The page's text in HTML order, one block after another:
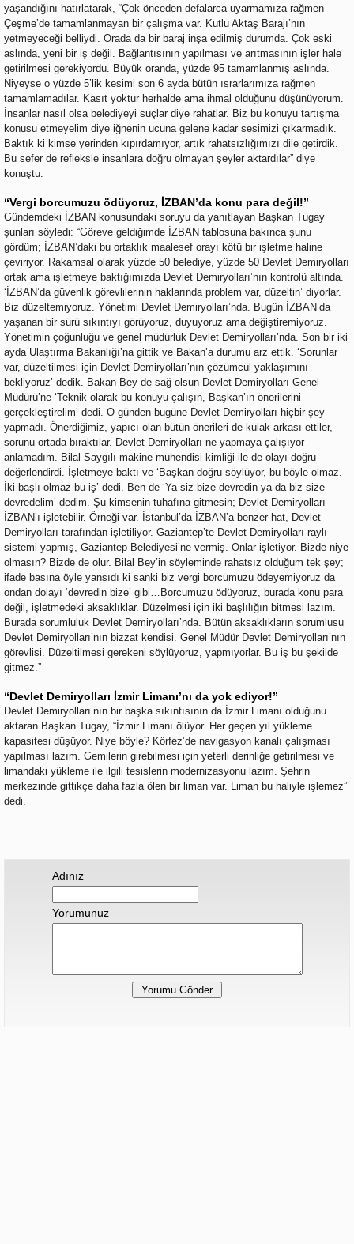
yaşandığını hatırlatarak, “Çok önceden defalarca uyarmamıza rağmen
Çeşme’de tamamlanmayan bir çalışma var. Kutlu Aktaş Barajı’nın
yetmeyeceği belliydi. Orada da bir baraj inşa edilmiş durumda. Çok eski
aslında, yeni bir iş değil. Bağlantısının yapılması ve arıtmasının işler hale
getirilmesi gerekiyordu. Büyük oranda, yüzde 95 tamamlanmış aslında.
Niyeyse o yüzde 5’lik kesimi son 6 ayda bütün ısrarlarımıza rağmen
tamamlamadılar. Kasıt yoktur herhalde ama ihmal olduğunu düşünüyorum.
İnsanlar nasıl olsa belediyeyi suçlar diye rahatlar. Biz bu konuyu tartışma
konusu etmeyelim diye iğnenin ucuna gelene kadar sesimizi çıkarmadık.
Baktık ki kimse yerinden kıpırdamıyor, artık rahatsızlığımızı dile getirdik.
Bu sefer de refleksle insanlara doğru olmayan şeyler aktardılar” diye
konuştu.
“Vergi borcumuzu ödüyoruz, İZBAN’da konu para değil!”
Gündemdeki İZBAN konusundaki soruyu da yanıtlayan Başkan Tugay
şunları söyledi: “Göreve geldiğimde İZBAN tablosuna bakınca şunu
gördüm; İZBAN’daki bu ortaklık maalesef orayı kötü bir işletme haline
çeviriyor. Rakamsal olarak yüzde 50 belediye, yüzde 50 Devlet Demiryolları
ortak ama işletmeye baktığımızda Devlet Demiryolları’nın kontrolü altında.
‘İZBAN’da güvenlik görevlilerinin haklarında problem var, düzeltin’ diyorlar.
Biz düzeltemiyoruz. Yönetimi Devlet Demiryolları’nda. Bugün İZBAN’da
yaşanan bir sürü sıkıntıyı görüyoruz, duyuyoruz ama değiştiremiyoruz.
Yönetimin çoğunluğu ve genel müdürlük Devlet Demiryolları’nda. Son bir iki
ayda Ulaştırma Bakanlığı’na gittik ve Bakan’a durumu arz ettik. ‘Sorunlar
var, düzeltilmesi için Devlet Demiryolları’nın çözümcül yaklaşımını
bekliyoruz’ dedik. Bakan Bey de sağ olsun Devlet Demiryolları Genel
Müdürü’ne ‘Teknik olarak bu konuyu çalışın, Başkan’ın önerilerini
gerçekleştirelim’ dedi. O günden bugüne Devlet Demiryolları hiçbir şey
yapmadı. Önerdiğimiz, yapıcı olan bütün önerileri de kulak arkası ettiler,
sorunu ortada bıraktılar. Devlet Demiryolları ne yapmaya çalışıyor
anlamadım. Bilal Saygılı makine mühendisi kimliği ile de olayı doğru
değerlendirdi. İşletmeye baktı ve ‘Başkan doğru söylüyor, bu böyle olmaz.
İki başlı olmaz bu iş’ dedi. Ben de ‘Ya siz bize devredin ya da biz size
devredelim’ dedim. Şu kimsenin tuhafına gitmesin; Devlet Demiryolları
İZBAN’ı işletebilir. Örneği var. İstanbul’da İZBAN’a benzer hat, Devlet
Demiryolları tarafından işletiliyor. Gaziantep’te Devlet Demiryolları raylı
sistemi yapmış, Gaziantep Belediyesi’ne vermiş. Onlar işletiyor. Bizde niye
olmasın? Bizde de olur. Bilal Bey’in söyleminde rahatsız olduğum tek şey;
ifade basına öyle yansıdı ki sanki biz vergi borcumuzu ödeyemiyoruz da
ondan dolayı ‘devredin bize’ gibi…Borcumuzu ödüyoruz, burada konu para
değil, işletmedeki aksaklıklar. Düzelmesi için iki başlılığın bitmesi lazım.
Burada sorumluluk Devlet Demiryolları’nda. Bütün aksaklıkların sorumlusu
Devlet Demiryolları’nın bizzat kendisi. Genel Müdür Devlet Demiryolları’nın
görevlisi. Düzeltilmesi gerekeni söylüyoruz, yapmıyorlar. Bu iş bu şekilde
gitmez.”
“Devlet Demiryolları İzmir Limanı’nı da yok ediyor!”
Devlet Demiryolları’nın bir başka sıkıntısının da İzmir Limanı olduğunu
aktaran Başkan Tugay, “İzmir Limanı ölüyor. Her geçen yıl yükleme
kapasitesi düşüyor. Niye böyle? Körfez’de navigasyon kanalı çalışması
yapılması lazım. Gemilerin girebilmesi için yeterli derinliğe getirilmesi ve
limandaki yükleme ile ilgili tesislerin modernizasyonu lazım. Şehrin
merkezinde gittikçe daha fazla ölen bir liman var. Liman bu haliyle işlemez”
dedi.
Adınız
Yorumunuz